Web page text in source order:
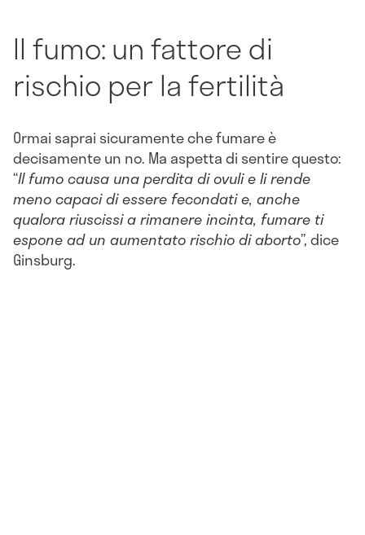
Il fumo: un fattore di
rischio per la fertilità
Ormai saprai sicuramente che fumare è
decisamente un no. Ma aspetta di sentire questo:
“Il fumo causa una perdita di ovuli e li rende
meno capaci di essere fecondati e, anche
qualora riuscissi a rimanere incinta, fumare ti
espone ad un aumentato rischio di aborto”, dice
Ginsburg.